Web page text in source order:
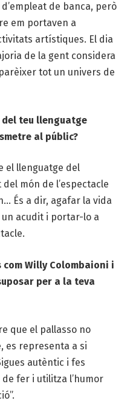
de banca, però
em portaven a
artístiques. El dia
de la gent considera
tot un univers de
del teu llenguatge
al públic?
el llenguatge del
món de l’espectacle
És a dir, agafar la vida
acudit i portar-lo a
Willy Colombaioni i
per a la teva
que el pallasso no
es representa a si
autèntic i fes
fer i utilitza l’humor